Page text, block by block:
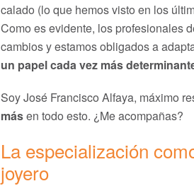
calado (lo que hemos visto en los
Como es evidente, los profesionales
cambios y estamos obligados a
un papel cada vez más
Soy José Francisco Alfaya, máximo
másen todo esto. ¿Me acompañas?
La especialización
joyero